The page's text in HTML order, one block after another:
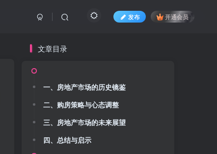
发布 开通会员
文章目录
一、房地产市场的历史镜鉴
二、购房策略与心态调整
三、房地产市场的未来展望
四、总结与启示